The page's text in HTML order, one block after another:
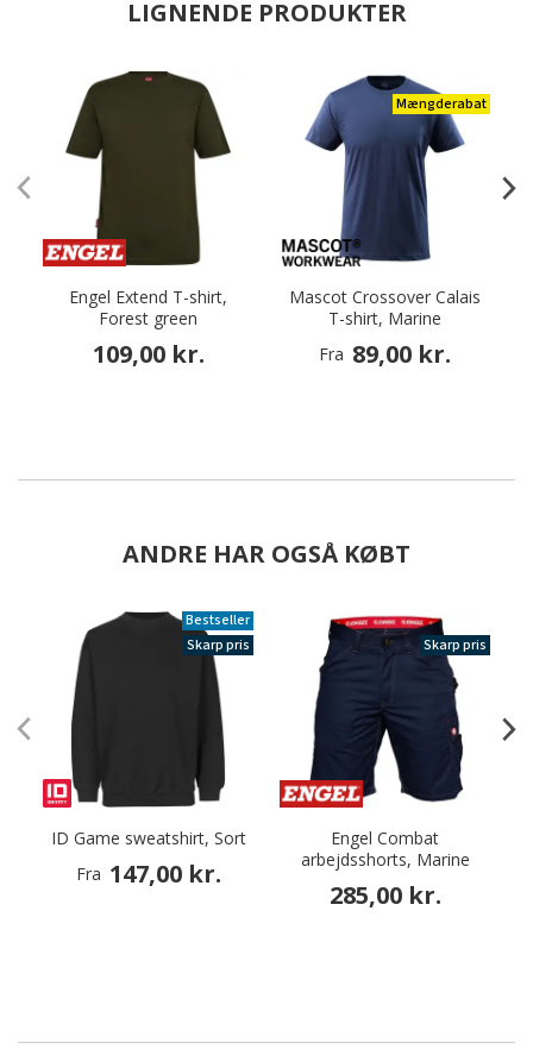
LIGNENDE PRODUKTER
Engel Extend T-shirt,
Forest green
109,00 kr.
Mængderabat
Mascot Crossover Calais
T-shirt, Marine
Fra 89,00 kr.
ANDRE HAR OGSÅ KØBT
Bestseller
Skarp pris
ID Game sweatshirt, Sort
Fra 147,00 kr.
Skarp pris
Engel Combat
arbejdsshorts, Marine
285,00 kr.